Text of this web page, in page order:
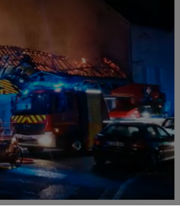
14h00 - 15h00
LA RADIO POP
devrait prendre du temps.